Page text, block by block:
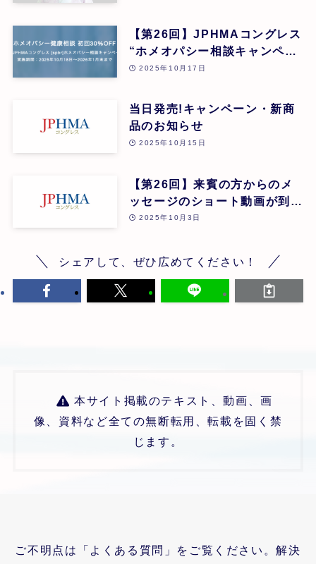
を公開しました。
【第26回】JPHMAコングレス
“ホメオパシー相談キャンペー
ン”2025年10月17日
当日発売!キャンペーン・新商
品のお知らせ
2025年10月15日
【第26回】来賓の方からのメ
ッセージのショート動画が到
着!2025年10月3日
シェアして、ぜひ広めてください！
本サイト掲載のテキスト、動画、画
像、資料など全ての無断転用、転載を固く禁
じます。
ご不明点は「よくある質問」をご覧ください。解決